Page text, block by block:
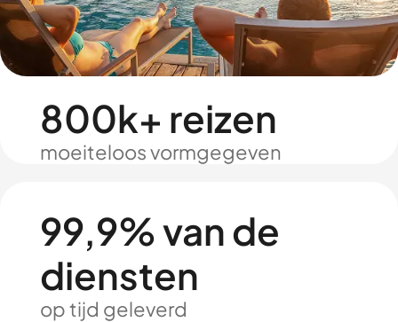
800k+ reizen
moeiteloos vormgegeven
99,9% van de
diensten
op tijd geleverd